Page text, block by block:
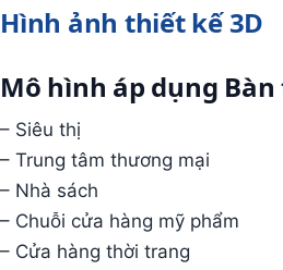
Hình ảnh thiết kế 3D
Mô hình áp dụng
– Siêu thị
– Trung tâm thương mại
– Nhà sách
– Chuỗi cửa hàng mỹ phẩm
– Cửa hàng thời trang